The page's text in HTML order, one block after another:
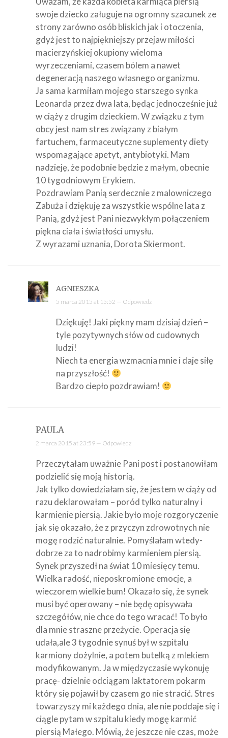
swoje dziecko załuguje na ogromny szacunek ze
strony zarówno osób bliskich jak i otoczenia,
gdyż jest to najpiękniejszy przejaw miłości
macierzyńskiej okupiony wieloma
wyrzeczeniami, czasem bólem a nawet
degeneracją naszego własnego organizmu.
Ja sama karmiłam mojego starszego synka
Leonarda przez dwa lata, będąc jednocześnie już
w ciąży z drugim dzieckiem. W związku z tym
obcy jest nam stres związany z białym
fartuchem, farmaceutyczne suplementy diety
wspomagające apetyt, antybiotyki. Mam
nadzieję, że podobnie będzie z małym, obecnie
10 tygodniowym Erykiem.
Pozdrawiam Panią serdecznie z malowniczego
Zabuża i dziękuję za wszystkie wspólne lata z
Panią, gdyż jest Pani niezwykłym połączeniem
piękna ciała i światłości umysłu.
Z wyrazami uznania, Dorota Skiermont.
AGNIESZKA
5 marca 2015 at 15:52 — Odpowiedz
Dziękuję! Jaki piękny mam dzisiaj dzień –
tyle pozytywnych słów od cudownych
ludzi!
Niech ta energia wzmacnia mnie i daje siłę
na przyszłość!
Bardzo ciepło pozdrawiam!
PAULA
2 marca 2015 at 23:59 — Odpowiedz
Przeczytałam uważnie Pani post i postanowiłam
podzielić się moją historią.
Jak tylko dowiedziałam się, że jestem w ciąży od
razu deklarowałam – poród tylko naturalny i
karmienie piersią. Jakie było moje rozgoryczenie
jak się okazało, że z przyczyn zdrowotnych nie
mogę rodzić naturalnie. Pomyślałam wtedy-
dobrze za to nadrobimy karmieniem piersią.
Synek przyszedł na świat 10 miesięcy temu.
Wielka radość, nieposkromione emocje, a
wieczorem wielkie bum! Okazało się, że synek
musi być operowany – nie będę opisywała
szczegółów, nie chce do tego wracać! To było
dla mnie straszne przeżycie. Operacja się
udała,ale 3 tygodnie synuś był w szpitalu
karmiony dożylnie, a potem butelką z mlekiem
modyfikowanym. Ja w międzyczasie wykonuję
pracę- dzielnie odciągam laktatorem pokarm
który się pojawił by czasem go nie stracić. Stres
towarzyszy mi każdego dnia, ale nie poddaje się i
ciągle pytam w szpitalu kiedy mogę karmić
piersią Małego. Mówią, że jeszcze nie czas, może